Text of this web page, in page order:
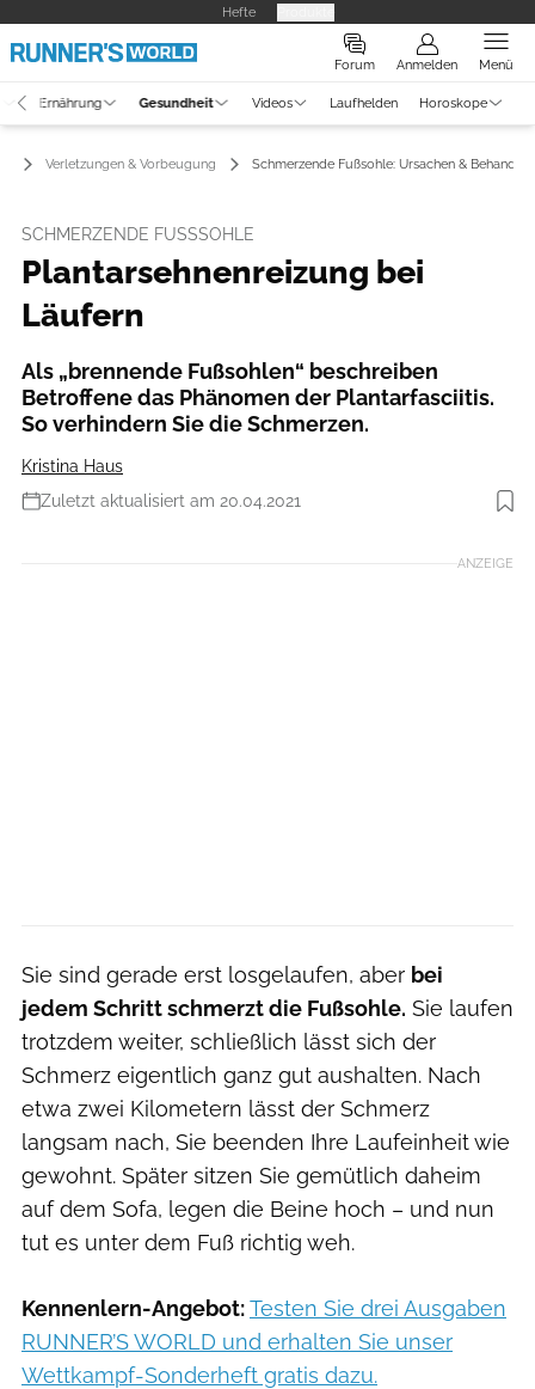
Hefte
Forum Anmelden Menü
Ernährung Gesundheit Videos Laufhelden Horoskope
Verletzungen & Vorbeugung Schmerzende Fußsohle: Ursachen &
SCHMERZENDE FUSSSOHLE
Plantarsehnenreizung bei
Läufern
Als „brennende Fußsohlen“ beschreiben
Betroffene das Phänomen der Plantarfasciitis.
So verhindern Sie die Schmerzen.
Kristina Haus
Zuletzt aktualisiert am 20.04.2021
Foto: iStockphoto
ANZEIGE
Sie sind gerade erst losgelaufen, aber bei
jedem Schritt schmerzt die Fußsohle. Sie laufen
trotzdem weiter, schließlich lässt sich der
Schmerz eigentlich ganz gut aushalten. Nach
etwa zwei Kilometern lässt der Schmerz
langsam nach, Sie beenden Ihre Laufeinheit wie
gewohnt. Später sitzen Sie gemütlich daheim
auf dem Sofa, legen die Beine hoch – und nun
tut es unter dem Fuß richtig weh.
Kennenlern-Angebot:Testen Sie drei Ausgaben
RUNNER’S WORLD und erhalten Sie unser
Wettkampf-Sonderheft gratis dazu.